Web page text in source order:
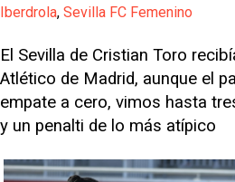
Juanlu se marcha traspasado
Emery quiere pescar en el
tiene nuevo portero y el
últimas novedades del
Vargas y Sow se incorporan
del martes
Iberdrola, Sevilla FC Femenino
El Sevilla de Cristian Toro
Atlético de Madrid, aunque el
empate a cero, vimos hasta
y un penalti de lo más atípico